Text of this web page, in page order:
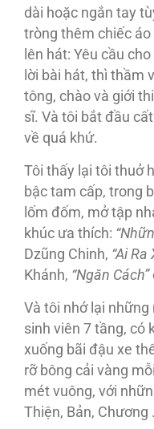
dài hoặc ngắn tay
tròng thêm chiếc áo
lên hát: Yêu cầu
lời bài hát, thì thầm
tông, chào và giới
sĩ. Và tôi bắt đầu
về quá khứ.
Tôi thấy lại tôi thuở
bậc tam cấp, trong
lốm đốm, mở tập
khúc ưa thích:
Dzũng Chinh, “Ai Ra
Khánh, “Ngăn Cách”
Và tôi nhớ lại
sinh viên 7 tầng, có
xuống bãi đậu xe
rỡ bông cải vàng
mét vuông, với
Thiện, Bản, Chương